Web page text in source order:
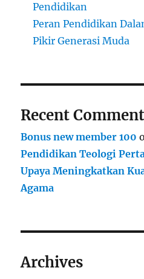
Pendidikan
Peran Pendidikan
Pikir Generasi Muda
Recent
Bonus new member 100
Pendidikan Teologi
Upaya Meningkatkan
Agama
Archives